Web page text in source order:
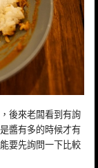
後來老闆看到有詢
醬有多的時候才有
要先詢問一下比較